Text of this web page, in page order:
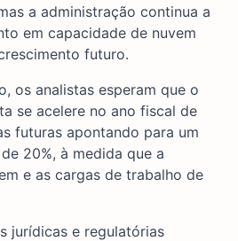
a administração continua a
em capacidade de nuvem
futuro.
os analistas esperam que o
se acelere no ano fiscal de
futuras apontando para um
20%, à medida que a
e as cargas de trabalho de
jurídicas e regulatórias